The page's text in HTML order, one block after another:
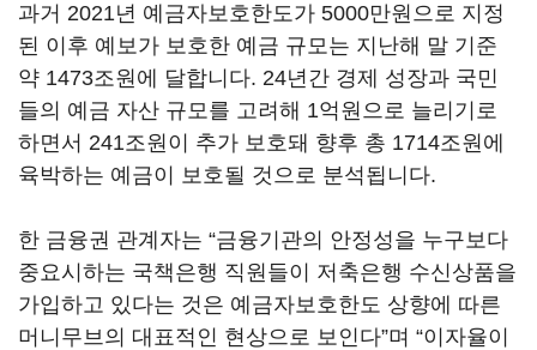
과거 2021년 예금자보호한도가 5000만원으로 지정
된 이후 예보가 보호한 예금 규모는 지난해 말 기준
약 1473조원에 달합니다. 24년간 경제 성장과 국민
들의 예금 자산 규모를 고려해 1억원으로 늘리기로
하면서 241조원이 추가 보호돼 향후 총 1714조원에
육박하는 예금이 보호될 것으로 분석됩니다.
한 금융권 관계자는 “금융기관의 안정성을 누구보다
중요시하는 국책은행 직원들이 저축은행 수신상품을
가입하고 있다는 것은 예금자보호한도 상향에 따른
머니무브의 대표적인 현상으로 보인다”며 “이자율이